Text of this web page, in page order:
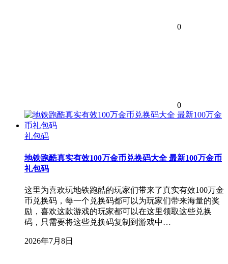
0
0
礼包码
地铁跑酷真实有效100万金币兑换码大全 最新100万金币
礼包码
这里为喜欢玩地铁跑酷的玩家们带来了真实有效100万金
币兑换码，每一个兑换码都可以为玩家们带来海量的奖
励，喜欢这款游戏的玩家都可以在这里领取这些兑换
码，只需要将这些兑换码复制到游戏中…
2026年7月8日